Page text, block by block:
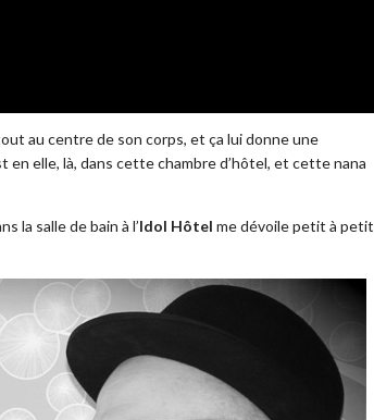
au centre de son corps, et ça lui donne une
en elle, là, dans cette chambre d’hôtel, et cette nana
la salle de bain à l’Idol Hôtel me dévoile petit à petit